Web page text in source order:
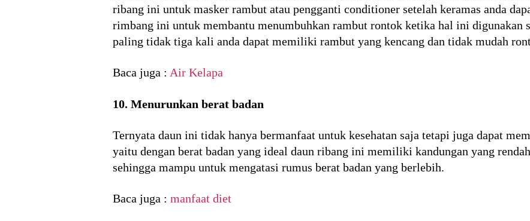
ribang ini untuk masker rambut atau pengganti conditioner setelah keramas anda
rimbang ini untuk membantu menumbuhkan rambut rontok ketika hal ini digunakan
paling tidak tiga kali anda dapat memiliki rambut yang kencang dan tidak mudah
Baca juga : Air Kelapa
10. Menurunkan berat badan
Ternyata daun ini tidak hanya bermanfaat untuk kesehatan saja tetapi juga dapat
yaitu dengan berat badan yang ideal daun ribang ini memiliki kandungan yang
sehingga mampu untuk mengatasi rumus berat badan yang berlebih.
Baca juga : manfaat diet